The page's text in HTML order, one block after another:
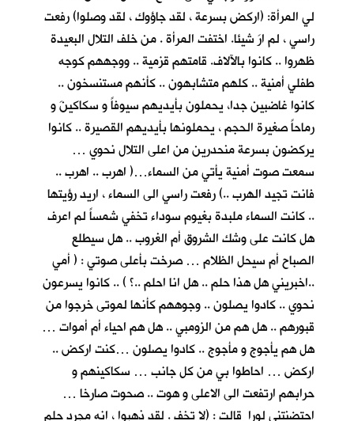
لي المرأة: (اركض بسرعة ، لقد جاؤوك ، لقد وصلوا) رفعت
راسي ، لم ارَ شيئا. اختفت المرأة . من خلف التلال البعيدة
ظهروا .. كانوا بالآلاف. قامتهم قزمية .. ووجههم كوجه
طفلي أمنية .. كلهم متشابهون .. كأنهم مستنسخون ..
كانوا غاضبين جدا، يحملون بأيديهم سيوفاً و سكاكينَ و
رماحاً صغيرة الحجم ، يحملونها بأيديهم القصيرة .. كانوا
يركضون بسرعة منحدرين من اعلى التلال نحوي …
سمعت صوت أمنية يأتي من السماء…( اهرب .. اهرب ..
فانت تجيد الهرب ..) رفعت راسي الى السماء ، اريد رؤيتها
.. كانت السماء ملبدة بغيوم سوداء تخفي شمساً لم اعرف
هل كانت على وشك الشروق أم الغروب .. هل سيطلع
الصباح أم سيحل الظلام … صرخت بأعلى صوتي : ( أمي
..اخبريني هل هذا حلم .. هل انا احلم ..؟ ) .. كانوا يسرعون
نحوي .. كادوا يصلون .. وجوههم كأنها لموتى خرجوا من
قبورهم .. هل هم من الزومبي .. هل هم احياء أم أموات …
هل هم يأجوج و مأجوج .. كادوا يصلون …كنت اركض ..
اركض … احاطوا بي من كل جانب … سكاكينهم و
حرابهم ارتفعت الى الاعلى و هوت .. صحوت صارخا …
احتضنتني لورا قالت : (لا تخف . لقد ذهبوا ، انه مجرد حلم